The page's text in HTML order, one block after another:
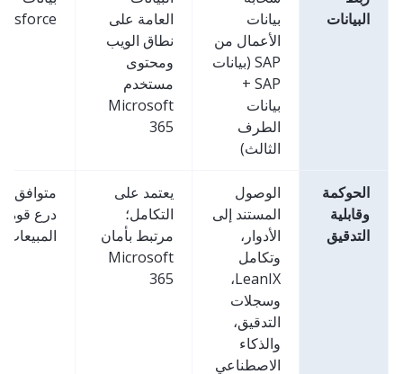
البيانات
بيانات
الأعمال من
SAP (بيانات
SAP +
بيانات
الطرف
الثالث)
العامة على
نطاق الويب
ومحتوى
مستخدم
Microsoft
365
الحوكمة
وقابلية
التدقيق
الوصول
المستند إلى
الأدوار،
وتكامل
LeanIX،
وسجلات
التدقيق،
والذكاء
الاصطناعي
يعتمد على
التكامل؛
مرتبط بأمان
Microsoft
365
متوافق
درع قوة
المبيعات